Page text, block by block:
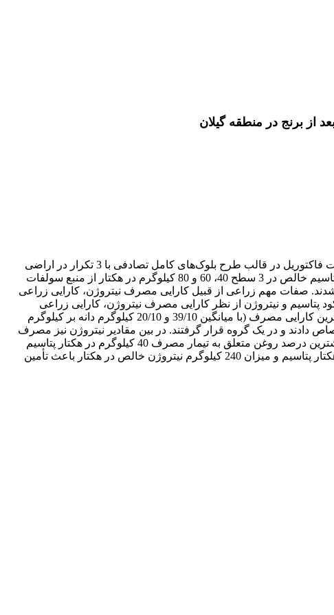
به منظور بررسی اثر مقادیر کود پتاسیم و نیتروژن بر کارایی مصرف نیتروژن و عملکرد دانه کلزا (هیبرید هایولا 401) آزمایشی به صورت فاکتوریل در قالب طرح بلوک‌های کامل تصادفی با 3 تکرار در اراضی
شالیزاری مؤسسه تحقیقات برنج کشور در رشت به مدت دو سال زراعی (89 -1387) اجرا گردید. دراین آزمایش دو عامل مقادیر کود پتاسیم خالص در 3 سطح 40، 60 و 80 کیلوگرم در هکتار از منبع سولفات
مورد بررسی منظور شدند. صفات مهم زراعی از قبیل کارایی مصرف نیتروژن، کارایی زراعی
پتاسیم و نیتروژن از نظر کارایی مصرف نیتروژن، کارایی زراعی
نیتروژن، عملکرد دانه و روغن و درصد روغن تفاوت معنی‌داری وجود داشت. بین مقادیر پتاسیم، میزان 60 و 80 کیلوگرم در هکتار بیشترین کارایی مصرف (با میانگین 39/10 و 20/10 کیلوگرم دانه بر کیلوگرم
و عملکرد دانه (2699 و 2641 کیلوگرم در هکتار) را به خود اختصاص دادند و در یک گروه قرار گرفتند. در بین مقادیر نیتروژن نیز مصرف
180 و 240 کیلوگرم در هکتار بیشترین کارایی زراعی به ترتیب با میانگین 92/8 و 07/9 کیلوگرم دانه بر کیلوگرم نیتروژن را دارا بودند. بیشترین درصد روغن متعلق به تیمار مصرف 40 کیلوگرم در هکتار پتاسیم
(17/42 درصد) و تیمار شاهد بدون کود نیتروژن (92/43 درصد) بود. براساس نتایج این آزمایش به نظر می‌رسد که مقدار 60 کیلوگرم در هکتار پتاسیم و میزان 240 کیلوگرم نیتروژن خالص در هکتار باعث تأمین